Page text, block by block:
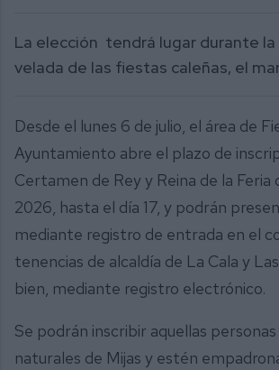
La elección tendrá lugar durante la
velada de las fiestas caleñas, el
Desde el lunes 6 de julio, el área de
Ayuntamiento abre el plazo de
Certamen de Rey y Reina de la Feria
2026, hasta el día 17, y podrán
mediante registro de entrada en el
tenencias de alcaldía de La Cala y
bien, mediante registro electrónico.
Se podrán inscribir aquellas
naturales de Mijas y estén